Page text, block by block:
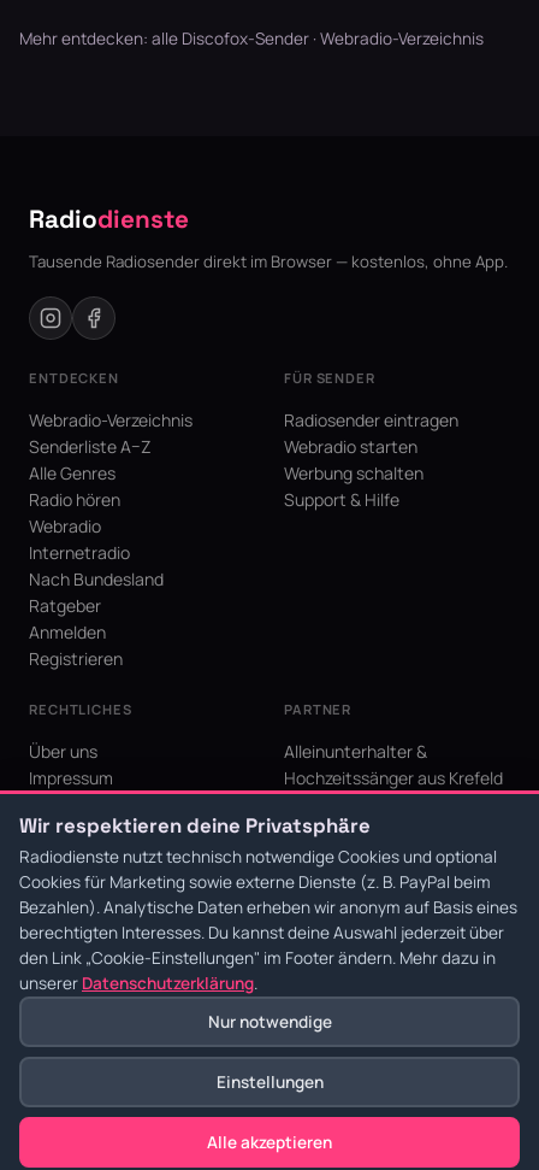
Mehr entdecken: alle Discofox-Sender · Webradio-Verzeichnis
Radiodienste
Tausende Radiosender direkt im Browser — kostenlos, ohne App.
ENTDECKEN
Webradio-Verzeichnis
Senderliste A–Z
Alle Genres
Radio hören
Webradio
Internetradio
Nach Bundesland
Ratgeber
Anmelden
Registrieren
FÜR SENDER
Radiosender eintragen
Webradio starten
Werbung schalten
Support & Hilfe
RECHTLICHES
Über uns
Impressum
AGB
Cookie-Einstellungen
PARTNER
Alleinunterhalter &
Hochzeitssänger aus Krefeld
Krefeld für den Niederrhein
© 2026 Radiodienste. Alle Rechte vorbehalten.·Datenschutz·AGB·
Impressum
Wir respektieren deine Privatsphäre
Radiodienste nutzt technisch notwendige Cookies und optional
Cookies für Marketing sowie externe Dienste (z. B. PayPal beim
Bezahlen). Analytische Daten erheben wir anonym auf Basis eines
berechtigten Interesses. Du kannst deine Auswahl jederzeit über
den Link „Cookie-Einstellungen" im Footer ändern. Mehr dazu in
unserer Datenschutzerklärung.
Nur notwendige
Einstellungen
Alle akzeptieren